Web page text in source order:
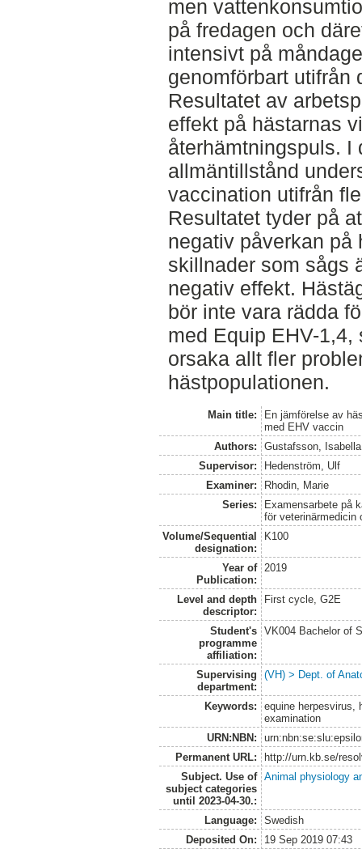
men
på fredagen och
intensivt på
genomförbart utifrån
Resultatet av
effekt på hästarnas
återhämtningspuls. I
allmäntillstånd
vaccination utifrån
Resultatet tyder på
negativ påverkan på
skillnader som sågs
negativ effekt.
bör inte vara rädda
med Equip EHV-
orsaka allt fler
hästpopulationen.
Main title:
En jämförelse av
med EHV vaccin
Authors:
Gustafsson, Isabella
Supervisor:
Hedenström, Ulf
Examiner:
Rhodin, Marie
Series:
Examensarbete på
för veterinärmedicin
Volume/Sequential
designation:
K100
Year of
Publication:
2019
Level and depth
descriptor:
First cycle, G2E
Student's
programme
affiliation:
VK004 Bachelor of
Supervising
department:
(VH) > Dept. of
Keywords:
equine herpesvirus,
examination
URN:NBN:
Permanent URL:
http://urn.kb.se/
Subject. Use of
subject categories
until 2023-04-30.:
Animal physiology
Language:
Swedish
Deposited On:
19 Sep 2019 07:43